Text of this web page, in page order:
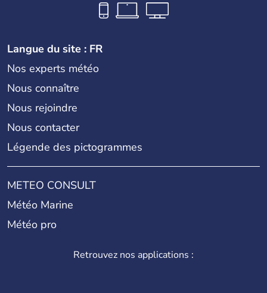
Langue du site : FR
Nos experts météo
Nous connaître
Nous rejoindre
Nous contacter
Légende des pictogrammes
METEO CONSULT
Météo Marine
Météo pro
Retrouvez nos applications :